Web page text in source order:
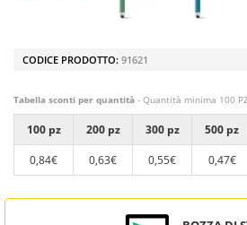
CODICE PRODOTTO: 91621
Tabella sconti per quantità - Quantità minima 100
100 pz 200 pz 300 pz 500 pz
0,84€
0,63€ 0,55€ 0,47€